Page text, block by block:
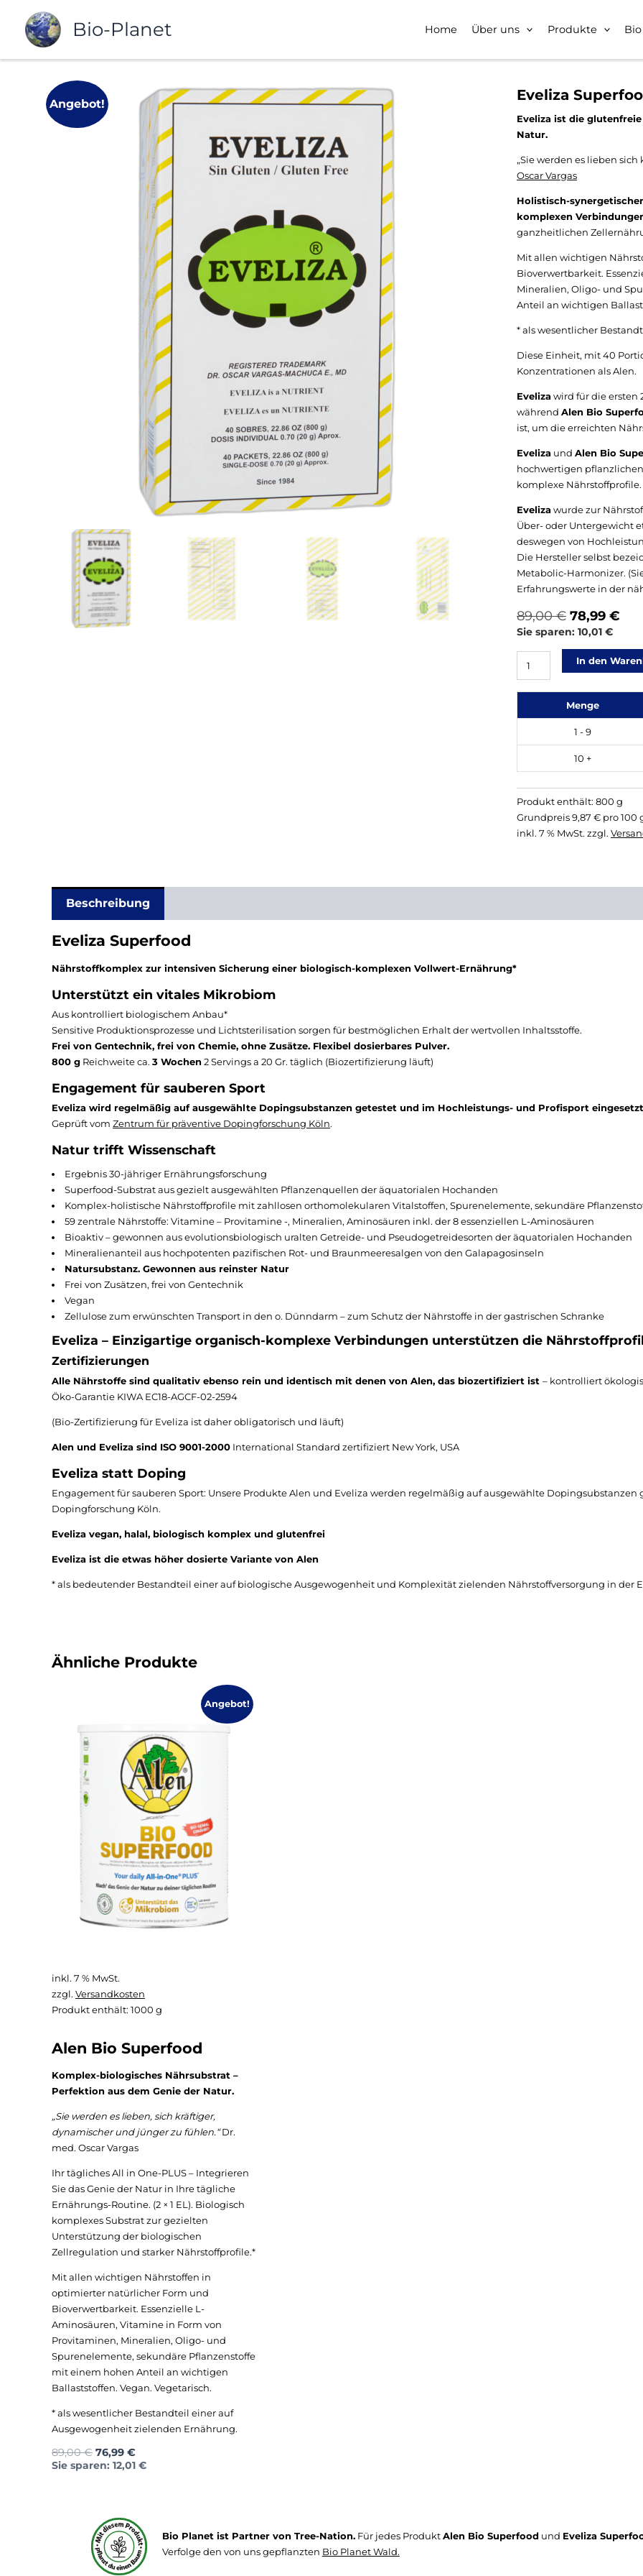
Inhalt
springen
Bio-Planet Home Über uns Produkte
Angebot!
Eveliza
Eveliza ist die
Natur.
„Sie werden es lieben
Oscar Vargas
Holistisch-
komplexen
ganzheitlichen
Mit allen wichtigen
Bioverwertbarkeit.
Mineralien, Oligo- und
Anteil an wichtigen
* als wesentlicher
Diese Einheit, mit 40
Konzentrationen als Alen.
Evelizawird für die ersten
während Alen Bio
ist, um die erreichten
Eveliza und Alen Bio
hochwertigen
komplexe Nährstoffprofile.
Evelizawurde zur
Über- oder Untergewicht
deswegen von
Die Hersteller selbst
Metabolic-Harmonizer.
Erfahrungswerte in der
89,00€
Preis
war:
89,00 €
78,99 €
ist:
Sie sparen: 10,01 €
Superfood
In den
Menge
1 - 9
10 +
Produkt enthält: 800 g
Grundpreis9,87 € pro 100
inkl. 7 % MwSt. zzgl.
Beschreibung
Eveliza Superfood
Nährstoffkomplex zur intensiven Sicherung einer biologisch-komplexen Vollwert-Ernährung*
Unterstützt ein vitales Mikrobiom
Aus kontrolliert biologischem Anbau*
Sensitive Produktionsprozesse und Lichtsterilisation sorgen für bestmöglichen Erhalt der wertvollen Inhaltsstoffe.
Frei von Gentechnik, frei von Chemie, ohne Zusätze. Flexibel dosierbares Pulver.
800 g Reichweite ca. 3 Wochen2 Servings a 20 Gr. täglich (Biozertifizierung läuft)
Engagement für sauberen Sport
Eveliza wird regelmäßig auf ausgewählte Dopingsubstanzen getestet und im Hochleistungs- und Profisport
Geprüft vom Zentrum für präventive Dopingforschung Köln.
Natur trifft Wissenschaft
Ergebnis 30-jähriger Ernährungsforschung
Superfood-Substrat aus gezielt ausgewählten Pflanzenquellen der äquatorialen Hochanden
Komplex-holistische Nährstoffprofile mit zahllosen orthomolekularen Vitalstoffen, Spurenelemente, sekundäre
59 zentrale Nährstoffe: Vitamine – Provitamine -, Mineralien, Aminosäuren inkl. der 8 essenziellen L-Aminosäuren
Bioaktiv – gewonnen aus evolutionsbiologisch uralten Getreide- und Pseudogetreidesorten der äquatorialen Hochanden
Mineralienanteil aus hochpotenten pazifischen Rot- und Braunmeeresalgen von den Galapagosinseln
Natursubstanz. Gewonnen aus reinster Natur
Frei von Zusätzen, frei von Gentechnik
Vegan
Zellulose zum erwünschten Transport in den o. Dünndarm – zum Schutz der Nährstoffe in der gastrischen Schranke
Eveliza – Einzigartige organisch-komplexe Verbindungen unterstützen die
Zertifizierungen
Alle Nährstoffe sind qualitativ ebenso rein und identisch mit denen von Alen, das biozertifiziert ist – kontrolliert
Öko-Garantie KIWA EC18-AGCF-02-2594
(Bio-Zertifizierung für Eveliza ist daher obligatorisch und läuft)
Alen und Eveliza sind ISO 9001-2000 International Standard zertifiziert New York, USA
Eveliza statt Doping
Engagement für sauberen Sport: Unsere Produkte Alen und Eveliza werden regelmäßig auf ausgewählte
Dopingforschung Köln.
Eveliza vegan, halal, biologisch komplex und glutenfrei
Eveliza ist die etwas höher dosierte Variante von Alen
* als bedeutender Bestandteil einer auf biologische Ausgewogenheit und Komplexität zielenden Nährstoffversorgung in der
Ähnliche Produkte
Angebot!
inkl. 7 % MwSt.
zzgl. Versandkosten
Produkt enthält: 1000 g
Alen Bio Superfood
Komplex-biologisches Nährsubstrat –
Perfektion aus dem Genie der Natur.
„Sie werden es lieben, sich kräftiger,
dynamischer und jünger zu fühlen.“ Dr.
med. Oscar Vargas
Ihr tägliches All in One-PLUS – Integrieren
Sie das Genie der Natur in Ihre tägliche
Ernährungs-Routine. (2 × 1 EL). Biologisch
komplexes Substrat zur gezielten
Unterstützung der biologischen
Zellregulation und starker Nährstoffprofile.*
Mit allen wichtigen Nährstoffen in
optimierter natürlicher Form und
Bioverwertbarkeit. Essenzielle L-
Aminosäuren, Vitamine in Form von
Provitaminen, Mineralien, Oligo- und
Spurenelemente, sekundäre Pflanzenstoffe
mit einem hohen Anteil an wichtigen
Ballaststoffen. Vegan. Vegetarisch.
* als wesentlicher Bestandteil einer auf
Ausgewogenheit zielenden Ernährung.
89,00€ Ursprünglicher
Preis
76,99 €Aktueller
Preis
Sie sparen: 12,01 €
Bio Planet ist Partner von Tree-Nation.Für jedes ProduktAlen Bio Superfood und Eveliza
Verfolge den von uns gepflanzten Bio Planet Wald.